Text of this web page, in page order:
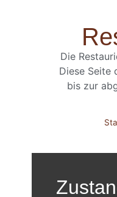
Die
Diese Seite
bis zur